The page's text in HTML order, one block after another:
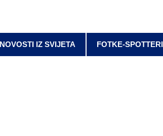
NOVOSTI IZ SVIJETA FOTKE-SPOTTERI